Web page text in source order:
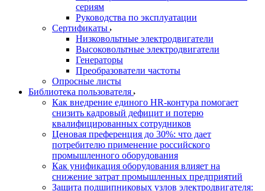
сериям
Руководства по эксплуатации
Сертификаты
Низковольтные электродвигатели
Высоковольтные электродвигатели
Генераторы
Преобразователи частоты
Опросные листы
Библиотека пользователя
Как внедрение единого HR-контура помогает
снизить кадровый дефицит и потерю
квалифицированных сотрудников
Ценовая преференция до 30%: что дает
потребителю применение российского
промышленного оборудования
Как унификация оборудования влияет на
снижение затрат промышленных предприятий
Защита подшипниковых узлов электродвигателя: